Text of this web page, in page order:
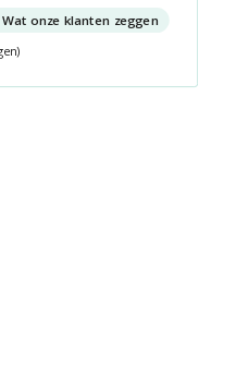
Wat onze klanten zeggen